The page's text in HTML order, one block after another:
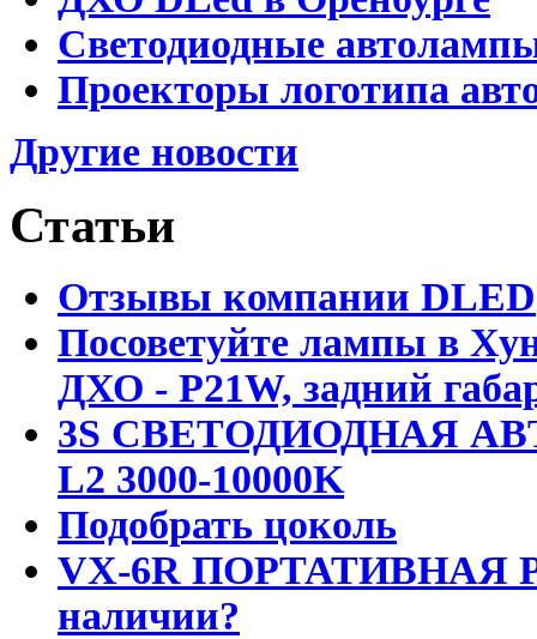
Светодиодные
Проекторы логотипа
Другие новости
Статьи
Отзывы компании DLED
Посоветуйте лампы в
ДХО - P21W, задний
3S СВЕТОДИОДНАЯ
L2 3000-10000K
Подобрать цоколь
VX-6R ПОРТАТИВНАЯ
наличии?